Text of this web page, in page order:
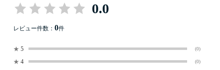
0.0
レビュー件数： 0件
★ 5 (0)
★ 4 (0)